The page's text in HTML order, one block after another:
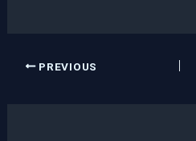
PREVIOUS